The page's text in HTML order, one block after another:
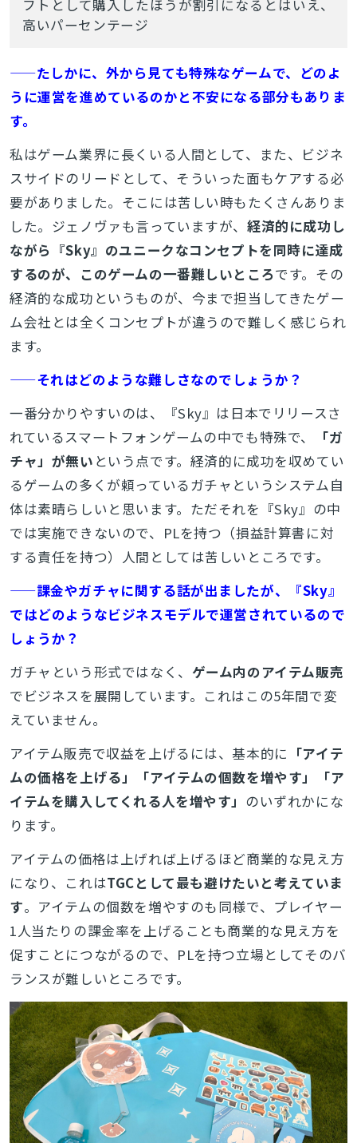
フトとして購入したほうが割引になるとはいえ、
高いパーセンテージ
——たしかに、外から見ても特殊なゲームで、どのよ
うに運営を進めているのかと不安になる部分もありま
す。
私はゲーム業界に長くいる人間として、また、ビジネ
スサイドのリードとして、そういった面もケアする必
要がありました。そこには苦しい時もたくさんありま
した。ジェノヴァも言っていますが、経済的に成功し
ながら『Sky』のユニークなコンセプトを同時に達成
するのが、このゲームの一番難しいところです。その
経済的な成功というものが、今まで担当してきたゲー
ム会社とは全くコンセプトが違うので難しく感じられ
ます。
——それはどのような難しさなのでしょうか？
一番分かりやすいのは、『Sky』は日本でリリースさ
れているスマートフォンゲームの中でも特殊で、
「ガ
チャ」が無い という点です。経済的に成功を収めてい
るゲームの多くが頼っているガチャというシステム自
体は素晴らしいと思います。ただそれを『Sky』の中
では実施できないので、PLを持つ（損益計算書に対
する責任を持つ）人間としては苦しいところです。
——課金やガチャに関する話が出ましたが、『Sky』
ではどのようなビジネスモデルで運営されているので
しょうか？
ガチャという形式ではなく、 ゲーム内のアイテム販売
でビジネスを展開しています。これはこの5年間で変
えていません。
アイテム販売で収益を上げるには、基本的に 「アイテ
ムの価格を上げる」「アイテムの個数を増やす」「ア
イテムを購入してくれる人を増やす」 のいずれかにな
ります。
アイテムの価格は上げれば上げるほど商業的な見え方
になり、これはTGCとして最も避けたいと考えていま
す。アイテムの個数を増やすのも同様で、プレイヤー
1人当たりの課金率を上げることも商業的な見え方を
促すことにつながるので、PLを持つ立場としてそのバ
ランスが難しいところです。